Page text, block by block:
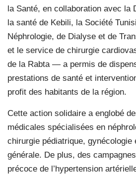
la Santé, en collaboration avec la
la santé de Kebili, la Société
Néphrologie, de Dialyse et de
et le service de chirurgie
de la Rabta — a permis de
prestations de santé et
profit des habitants de la région.
Cette action solidaire a englobé
médicales spécialisées en
chirurgie pédiatrique, gynécologie
générale. De plus, des
précoce de l’hypertension